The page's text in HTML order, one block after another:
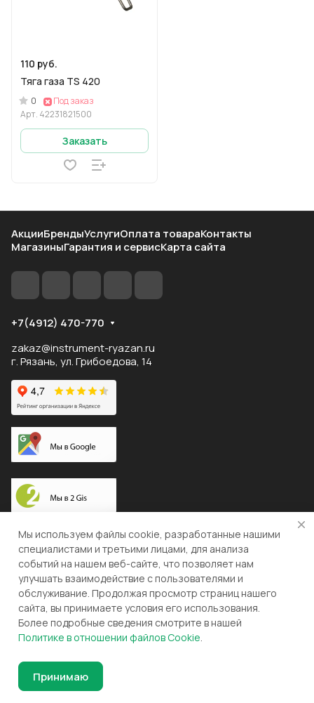
110 руб.
Тяга газа TS 420
0
Под заказ
Арт. 42231821500
Заказать
АкцииБрендыУслугиОплата товараКонтакты
МагазиныГарантия и сервисКарта сайта
+7(4912) 470-770
zakaz@instrument-ryazan.ru
г. Рязань, ул. Грибоедова, 14
Доставка по России
© 2026 "ЛЕВША"
Конфиденциальность
Оферта
Разработка и поддержка gianit.ru
Мы используем файлы cookie, разработанные нашими
специалистами и третьими лицами, для анализа
событий на нашем веб-сайте, что позволяет нам
улучшать взаимодействие с пользователями и
обслуживание. Продолжая просмотр страниц нашего
сайта, вы принимаете условия его использования.
Более подробные сведения смотрите в нашей
Политике в отношении файлов Cookie.
Принимаю